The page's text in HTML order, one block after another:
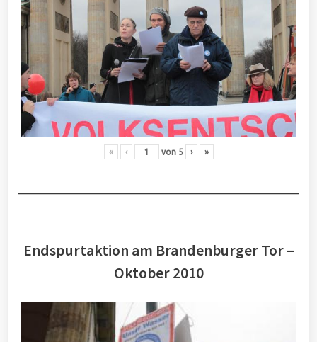
« ‹ von 5 › »
Endspurtaktion am Brandenburger Tor –
Oktober 2010